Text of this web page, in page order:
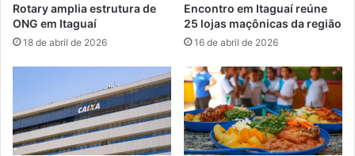
a
s
e
m
e
s
a
5
i
e
e
g
ó
Rotary amplia estrutura de
ONG em Itaguaí
18 de abril de 2026
Encontro em Itaguaí reúne
25 lojas maçônicas da região
16 de abril de 2026